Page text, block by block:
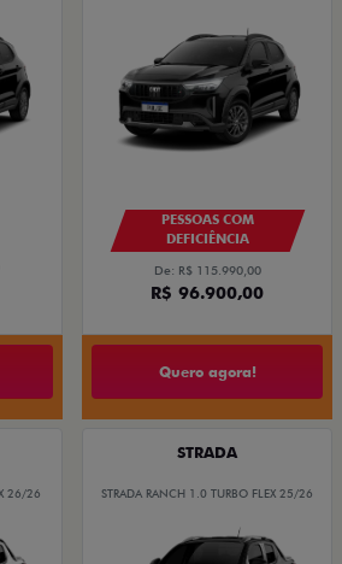
PESSOAS COM
DEFICIÊNCIA
De: R$ 115.990,00
R$ 96.900,00
Quero agora!
26/26
STRADA
STRADA RANCH 1.0 TURBO FLEX 25/26